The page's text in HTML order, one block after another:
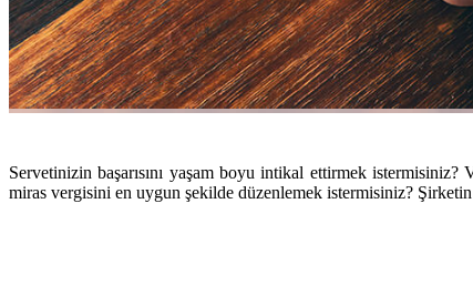
Servetinizin başarısını yaşam boyu intikal ettirmek
miras vergisini en uygun şekilde düzenlemek istermisiniz?